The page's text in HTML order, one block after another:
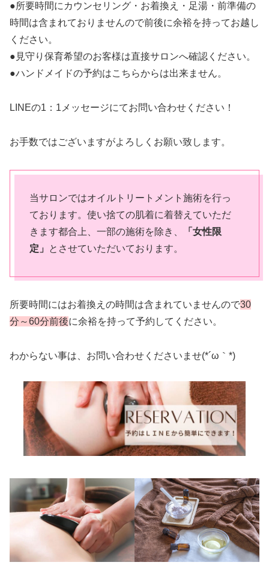
●所要時間にカウンセリング・お着換え・足湯・前準備の
時間は含まれておりませんので前後に余裕を持ってお越し
ください。
●見守り保育希望のお客様は直接サロンへ確認ください。
●ハンドメイドの予約はこちらからは出来ません。
LINEの1：1メッセージにてお問い合わせください！
お手数ではございますがよろしくお願い致します。
当サロンではオイルトリートメント施術を行っ
ております。使い捨ての肌着に着替えていただ
きます都合上、一部の施術を除き、
「女性限
定」
とさせていただいております。
所要時間にはお着換えの時間は含まれていませんので30
分～60分前後に余裕を持って予約してください。
わからない事は、お問い合わせくださいませ(*´ω｀*)